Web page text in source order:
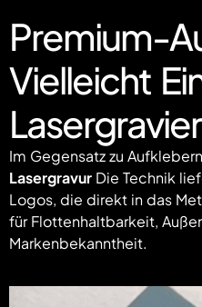
Premium-
Vielleicht
Im Gegensatz zu
Lasergravur Die Technik
Logos, die direkt in das
für Flottenhaltbarkeit,
Markenbekanntheit.